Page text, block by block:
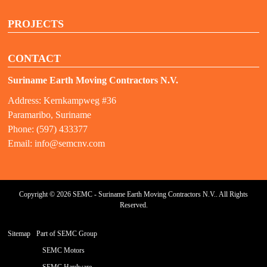
PROJECTS
CONTACT
Suriname Earth Moving Contractors N.V.
Address: Kernkampweg #36
Paramaribo, Suriname
Phone: (597) 433377
Email: info@semcnv.com
Copyright © 2026 SEMC - Suriname Earth Moving Contractors N.V.. All Rights
Reserved.
Sitemap
Part of SEMC Group
SEMC Motors